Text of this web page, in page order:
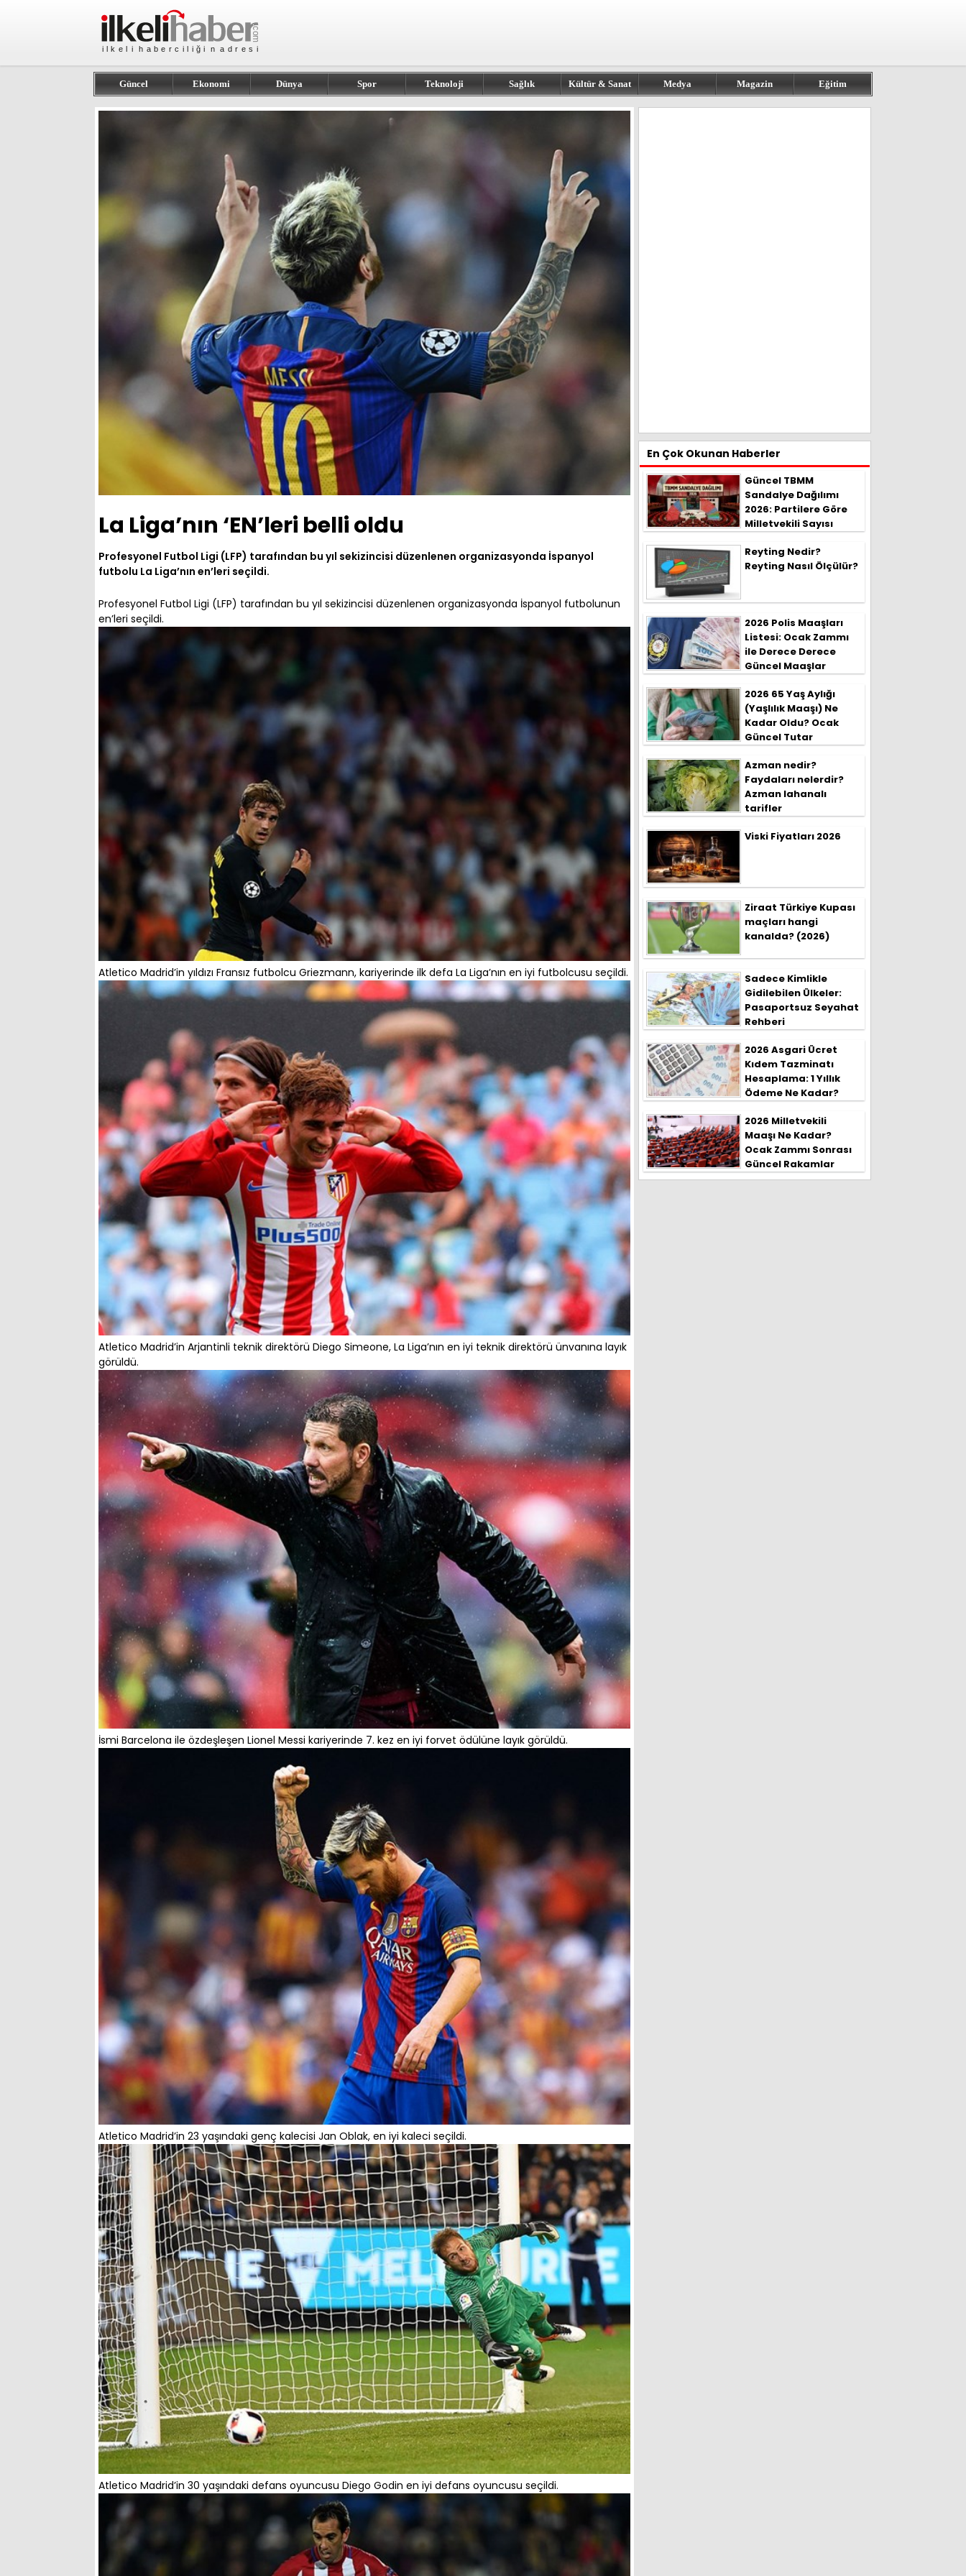
Güncel Ekonomi Dünya Spor Teknoloji Sağlık Kültür & Sanat Medya Magazin Eğitim
La Liga’nın ‘EN’leri belli oldu
Profesyonel Futbol Ligi (LFP) tarafından bu yıl sekizincisi düzenlenen organizasyonda İspanyol
futbolu La Liga’nın en’leri seçildi.
Profesyonel Futbol Ligi (LFP) tarafından bu yıl sekizincisi düzenlenen organizasyonda İspanyol futbolunun
en’leri seçildi.
Atletico Madrid’in yıldızı Fransız futbolcu Griezmann, kariyerinde ilk defa La Liga’nın en iyi futbolcusu seçildi.
Atletico Madrid’in Arjantinli teknik direktörü Diego Simeone, La Liga’nın en iyi teknik direktörü ünvanına layık
görüldü.
İsmi Barcelona ile özdeşleşen Lionel Messi kariyerinde 7. kez en iyi forvet ödülüne layık görüldü.
Atletico Madrid’in 23 yaşındaki genç kalecisi Jan Oblak, en iyi kaleci seçildi.
Atletico Madrid’in 30 yaşındaki defans oyuncusu Diego Godin en iyi defans oyuncusu seçildi.
En Çok Okunan Haberler
Güncel TBMM
Sandalye Dağılımı
2026: Partilere Göre
Milletvekili Sayısı
Reyting Nedir?
Reyting Nasıl Ölçülür?
2026 Polis Maaşları
Listesi: Ocak Zammı
ile Derece Derece
Güncel Maaşlar
2026 65 Yaş Aylığı
(Yaşlılık Maaşı) Ne
Kadar Oldu? Ocak
Güncel Tutar
Azman nedir?
Faydaları nelerdir?
Azman lahanalı
tarifler
Viski Fiyatları 2026
Ziraat Türkiye Kupası
maçları hangi
kanalda? (2026)
Sadece Kimlikle
Gidilebilen Ülkeler:
Pasaportsuz Seyahat
Rehberi
2026 Asgari Ücret
Kıdem Tazminatı
Hesaplama: 1 Yıllık
Ödeme Ne Kadar?
2026 Milletvekili
Maaşı Ne Kadar?
Ocak Zammı Sonrası
Güncel Rakamlar